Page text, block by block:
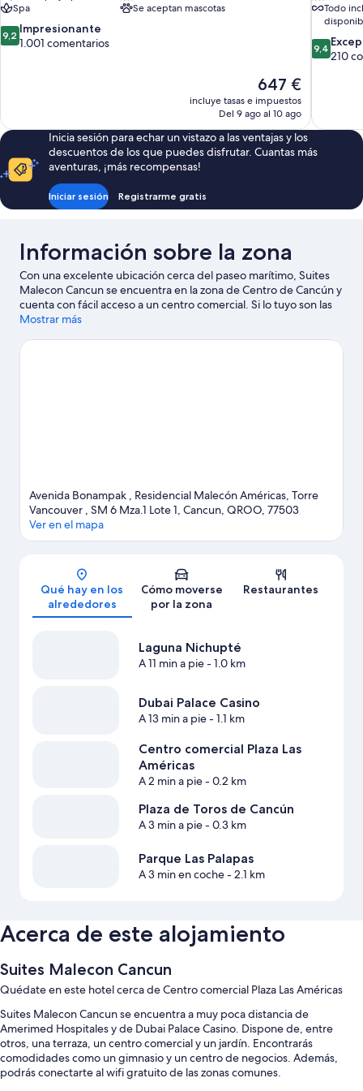
Spa
Se aceptan mascotas
9.2
sobre
9,2 Impresionante
1.001 comentarios
El
precio
actual
de
647 €
647 €
incluye tasas e impuestos
Del 9 ago al 10 ago
Todo
9.4
sobre
9,4
210
Inicia sesión para echar un vistazo a las ventajas y los
descuentos de los que puedes disfrutar. Cuantas más
aventuras, ¡más recompensas!
Iniciar sesión Registrarme gratis
Información sobre la zona
Con una excelente ubicación cerca del paseo marítimo, Suites
Malecon Cancun se encuentra en la zona de Centro de Cancún y
cuenta con fácil acceso a un centro comercial. Si lo tuyo son las
compras, Centro comercial Plaza Las Américas es una parada
Laguna Nichupté y Playa Tortugas son dos excelentes opciones.
Mostrar más
Avenida Bonampak , Residencial Malecón Américas, Torre
Vancouver , SM 6 Mza.1 Lote 1, Cancun, QROO, 77503
Ver en el mapa
Qué hay en los
alrededores
Cómo moverse
por la zona
Restaurantes
Laguna Nichupté
A 11 min a pie- 1.0 km
Dubai Palace Casino
A 13 min a pie- 1.1 km
Centro comercial Plaza Las
Américas
A 2 min a pie- 0.2 km
Plaza de Toros de Cancún
A 3 min a pie- 0.3 km
Parque Las Palapas
A 3 min en coche- 2.1 km
Acerca de este alojamiento
Suites Malecon Cancun
Quédate en este hotel cerca de Centro comercial Plaza Las Américas
Suites Malecon Cancun se encuentra a muy poca distancia de
Amerimed Hospitales y de Dubai Palace Casino. Dispone de, entre
otros, una terraza, un centro comercial y un jardín. Encontrarás
comodidades como un gimnasio y un centro de negocios. Además,
podrás conectarte al wifi gratuito de las zonas comunes.